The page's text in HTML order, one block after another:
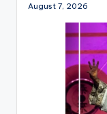
August 7, 2026